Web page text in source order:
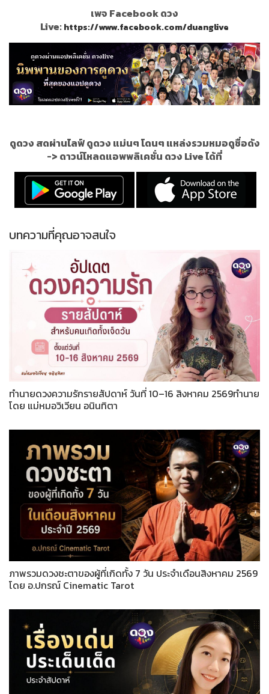
เพจ Facebook ดวง
Live:https://www.facebook.com/duanglive
ดูดวง สดผ่านไลฟ์ ดูดวง แม่นๆ โดนๆ แหล่งรวมหมอดูชื่อดัง
-> ดาวน์โหลดแอพพลิเคชั่น ดวง Live ได้ที่
บทความที่คุณอาจสนใจ
ทำนายดวงความรักรายสัปดาห์ วันที่ 10–16 สิงหาคม 2569ทำนาย
โดย แม่หมอวิเวียน อนินทิตา
ภาพรวมดวงชะตาของผู้ที่เกิดทั้ง 7 วัน ประจำเดือนสิงหาคม 2569
โดย อ.ปกรณ์ Cinematic Tarot